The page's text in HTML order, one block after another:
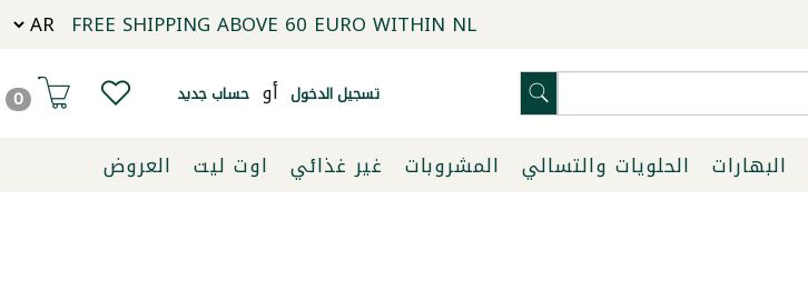
FREE SHIPPING ABOVE 60 EURO WITHIN NL
تسجيل الدخول أو حساب جديد 0
البهارات الحلويات والتسالي المشروبات غير غذائي اوت ليت
العروض